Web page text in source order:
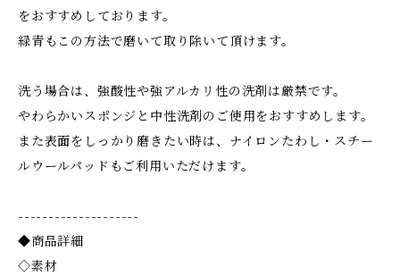
をおすすめしております。
緑青もこの方法で磨いて取り除いて頂けます。
洗う場合は、強酸性や強アルカリ性の洗剤は厳禁です。
やわらかいスポンジと中性洗剤のご使用をおすすめします。
また表面をしっかり磨きたい時は、ナイロンたわし・スチー
ルウールパッドもご利用いただけます。
--------------------
◆商品詳細
◇素材